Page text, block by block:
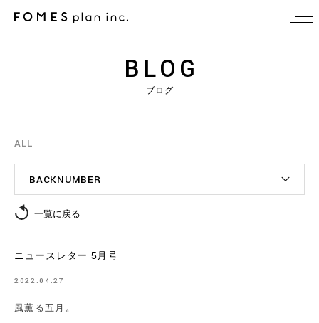
BLOG
ブログ
ALL
BACKNUMBER
一覧に戻る
ニュースレター 5月号
2022.04.27
風薫る五月。